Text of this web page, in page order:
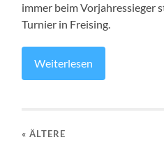
immer beim Vorjahressieger
Turnier in Freising.
Weiterlesen
« ÄLTERE